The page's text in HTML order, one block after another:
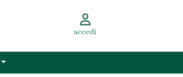
accedi